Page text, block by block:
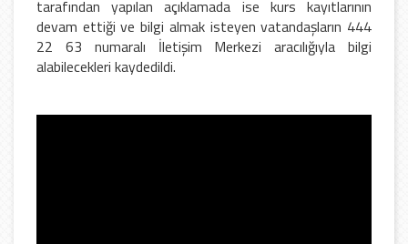
tarafından yapılan açıklamada ise kurs kayıtlarının
devam ettiği ve bilgi almak isteyen vatandaşların 444
22 63 numaralı İletişim Merkezi aracılığıyla bilgi
alabilecekleri kaydedildi.